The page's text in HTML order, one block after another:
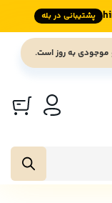
پشتیبانی در بله
به روز است.